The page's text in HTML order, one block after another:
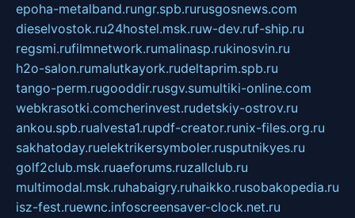
epoha-metalband.rungr.spb.rurusgosnews.com
dieselvostok.ru24hostel.msk.ruw-dev.ruf-ship.ru
regsmi.rufilmnetwork.rumalinasp.rukinosvin.ru
h2o-salon.rumalutkayork.rudeltaprim.spb.ru
tango-perm.rugooddir.rusgv.sumultiki-online.com
webkrasotki.comcherinvest.rudetskiy-ostrov.ru
ankou.spb.rualvesta1.rupdf-creator.runix-files.org.ru
sakhatoday.ruelektrikersymboler.rusputnikyes.ru
golf2club.msk.ruaeforums.ruzallclub.ru
multimodal.msk.ruhabaigry.ruhaikko.rusobakopedia.ru
isz-fest.ruewnc.infoscreensaver-clock.net.ru